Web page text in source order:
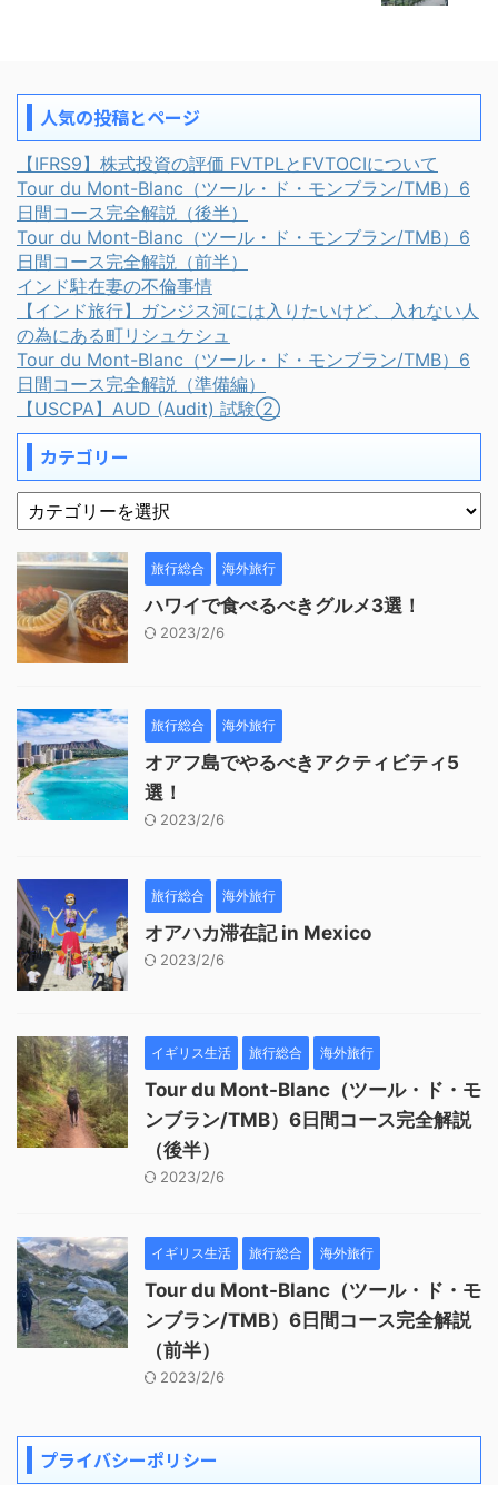
人気の投稿とページ
【IFRS9】株式投資の評価 FVTPLとFVTOCIについて
Tour du Mont-Blanc（ツール・ド・モンブラン/TMB）6
日間コース完全解説（後半）
Tour du Mont-Blanc（ツール・ド・モンブラン/TMB）6
日間コース完全解説（前半）
インド駐在妻の不倫事情
【インド旅行】ガンジス河には入りたいけど、入れない人
の為にある町リシュケシュ
Tour du Mont-Blanc（ツール・ド・モンブラン/TMB）6
日間コース完全解説（準備編）
【USCPA】AUD (Audit) 試験②
カテゴリー
旅行総合 海外旅行
ハワイで食べるべきグルメ3選！
2023/2/6
旅行総合 海外旅行
オアフ島でやるべきアクティビティ5
選！
2023/2/6
旅行総合 海外旅行
オアハカ滞在記 in Mexico
2023/2/6
イギリス生活 旅行総合 海外旅行
Tour du Mont-Blanc（ツール・ド・モ
ンブラン/TMB）6日間コース完全解説
（後半）
2023/2/6
イギリス生活 旅行総合 海外旅行
Tour du Mont-Blanc（ツール・ド・モ
ンブラン/TMB）6日間コース完全解説
（前半）
2023/2/6
プライバシーポリシー